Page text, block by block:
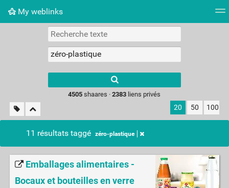
My weblinks
Nuage de tags Mur d'images
results.
4505 shaares ·2383 liens privés
20 50 100
11 résultats taggé zéro-plastique
Emballages alimentaires -
Bocaux et bouteilles en verre